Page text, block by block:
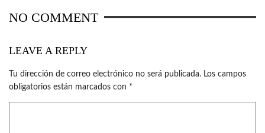
NO COMMENT
LEAVE A REPLY
Tu dirección de correo electrónico no será publicada. Los campos
obligatorios están marcados con *